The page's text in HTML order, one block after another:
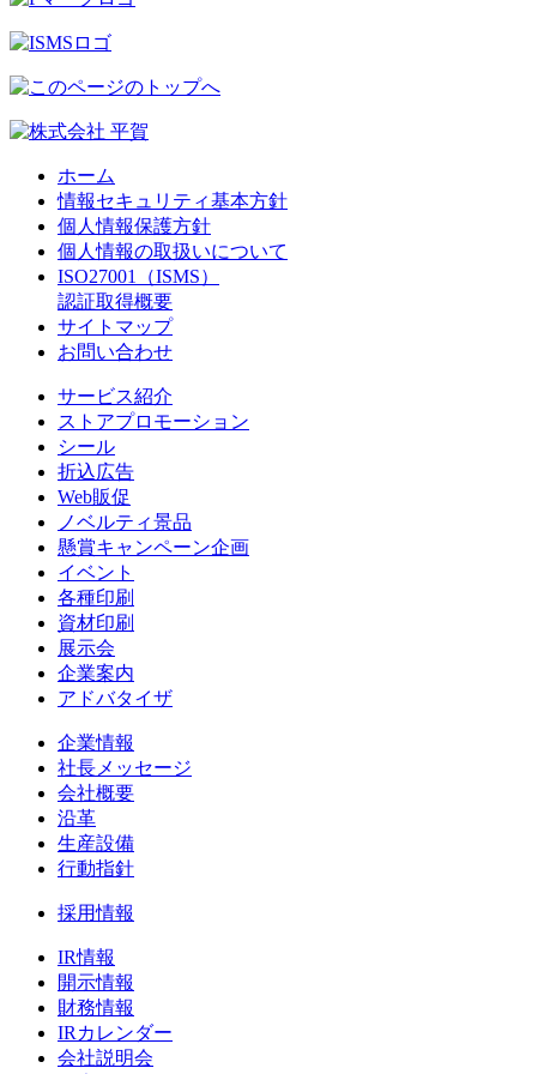
ホーム
情報セキュリティ基本方針
個人情報保護方針
個人情報の取扱いについて
ISO27001（ISMS）
認証取得概要
サイトマップ
お問い合わせ
サービス紹介
ストアプロモーション
シール
折込広告
Web販促
ノベルティ景品
懸賞キャンペーン企画
イベント
各種印刷
資材印刷
展示会
企業案内
アドバタイザ
企業情報
社長メッセージ
会社概要
沿革
生産設備
行動指針
採用情報
IR情報
開示情報
財務情報
IRカレンダー
会社説明会